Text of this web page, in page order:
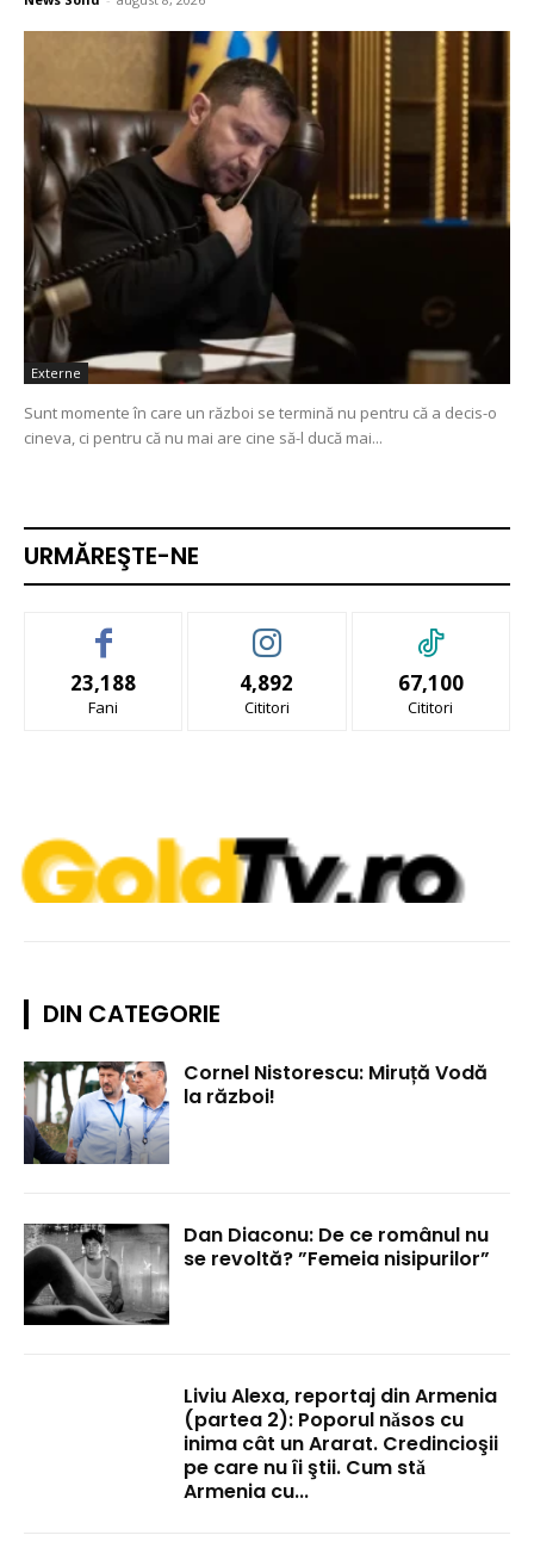
Externe
Sunt momente în care un război se termină nu pentru că a decis-o
cineva, ci pentru că nu mai are cine să-l ducă mai...
URMĂREŞTE-NE
23,188
Fani
4,892
Cititori
67,100
Cititori
DIN CATEGORIE
Cornel Nistorescu: Miruță Vodă
la război!
Dan Diaconu: De ce românul nu
se revoltă? ”Femeia nisipurilor”
Liviu Alexa, reportaj din Armenia
(partea 2): Poporul nǎsos cu
inima cât un Ararat. Credincioşii
pe care nu îi ştii. Cum stǎ
Armenia cu...